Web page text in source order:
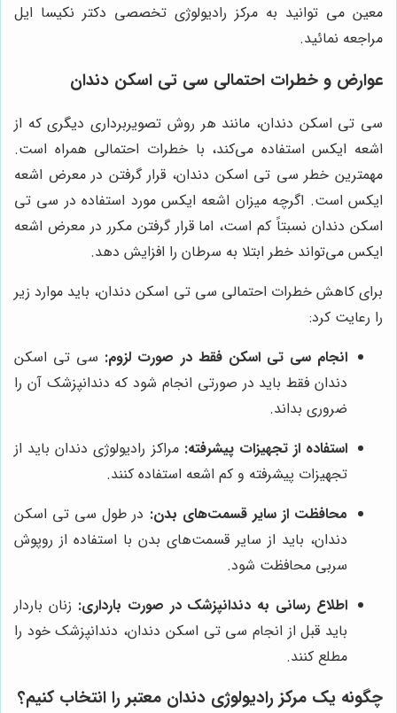
معین می توانید به مرکز رادیولوژی تخصصی دکتر نکیسا ایل
مراجعه نمائید.
عوارض و خطرات احتمالی سی تی اسکن دندان
سی تی اسکن دندان، مانند هر روش تصویربرداری دیگری که از
اشعه ایکس استفاده می‌کند، با خطرات احتمالی همراه است.
مهمترین خطر سی تی اسکن دندان، قرار گرفتن در معرض اشعه
ایکس است. اگرچه میزان اشعه ایکس مورد استفاده در سی تی
اسکن دندان نسبتاً کم است، اما قرار گرفتن مکرر در معرض اشعه
ایکس می‌تواند خطر ابتلا به سرطان را افزایش دهد.
برای کاهش خطرات احتمالی سی تی اسکن دندان، باید موارد زیر
را رعایت کرد:
انجام سی تی اسکن فقط در صورت لزوم: سی تی اسکن
دندان فقط باید در صورتی انجام شود که دندانپزشک آن را
ضروری بداند.
استفاده از تجهیزات پیشرفته: مراکز رادیولوژی دندان باید از
تجهیزات پیشرفته و کم اشعه استفاده کنند.
محافظت از سایر قسمت‌های بدن: در طول سی تی اسکن
دندان، باید از سایر قسمت‌های بدن با استفاده از روپوش
سربی محافظت شود.
اطلاع رسانی به دندانپزشک در صورت بارداری: زنان باردار
باید قبل از انجام سی تی اسکن دندان، دندانپزشک خود را
مطلع کنند.
چگونه یک مرکز رادیولوژی دندان معتبر را انتخاب کنیم؟